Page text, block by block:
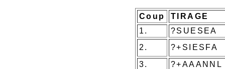
Coup
TIRAGE
1.
?SUESEA
2.
?+SIESFA
3.
?+AAANNL